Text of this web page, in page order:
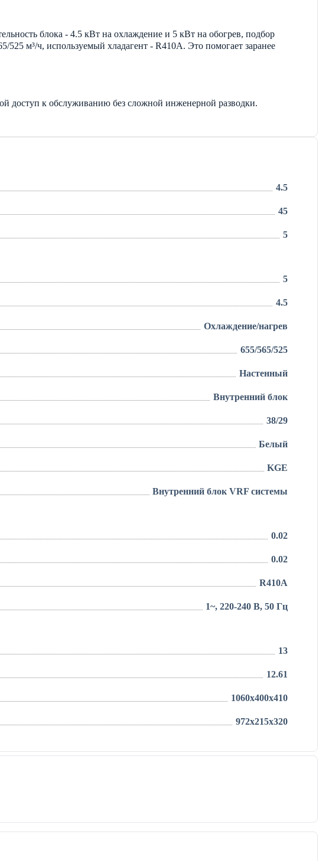
блока - 4.5 кВт на охлаждение и 5 кВт на обогрев, подбор
м³/ч, используемый хладагент - R410A. Это помогает заранее
доступ к обслуживанию без сложной инженерной разводки.
4.5
45
5
5
4.5
Охлаждение/нагрев
655/565/525
Настенный
Внутренний блок
38/29
Белый
KGE
Внутренний блок VRF системы
0.02
0.02
R410A
1~, 220-240 В, 50 Гц
13
12.61
1060x400x410
972x215x320